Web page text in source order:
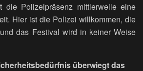
die Polizeipräsenz mittlerweile eine
Hier ist die Polizei willkommen, die
das Festival wird in keiner Weise
überwiegt das